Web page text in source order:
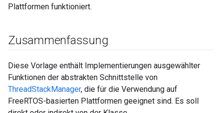
Plattformen funktioniert.
Zusammenfassung
Diese Vorlage enthält Implementierungen ausgewählter
Funktionen der abstrakten Schnittstelle von
ThreadStackManager, die für die Verwendung auf
FreeRTOS-basierten Plattformen geeignet sind. Es soll